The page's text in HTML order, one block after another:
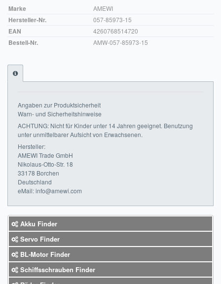
Hinweise zur Batterieentsorgung
Was wir bieten
Unsere Philosophie
KONTAKT
MEIN KONTO
WARENKORB
Marke AMEWI
Hersteller-Nr. 057-85973-15
EAN 4260768514720
Bestell-Nr. AMW-057-85973-15
Angaben zur Produktsicherheit
Warn- und Sicherheitshinweise
ACHTUNG: Nicht für Kinder unter 14 Jahren geeignet. Benutzung
unter unmittelbarer Aufsicht von Erwachsenen.
Hersteller:
AMEWI Trade GmbH
Nikolaus-Otto-Str. 18
33178 Borchen
Deutschland
eMail: info@amewi.com
Akku Finder
Servo Finder
BL-Motor Finder
Schiffsschrauben Finder